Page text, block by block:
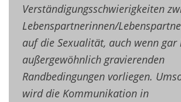
Verständigungsschwierigkeiten
Lebenspartnerinnen/
auf die Sexualität, auch wenn gar
außergewöhnlich gravierenden
Randbedingungen vorliegen.
wird die Kommunikation in